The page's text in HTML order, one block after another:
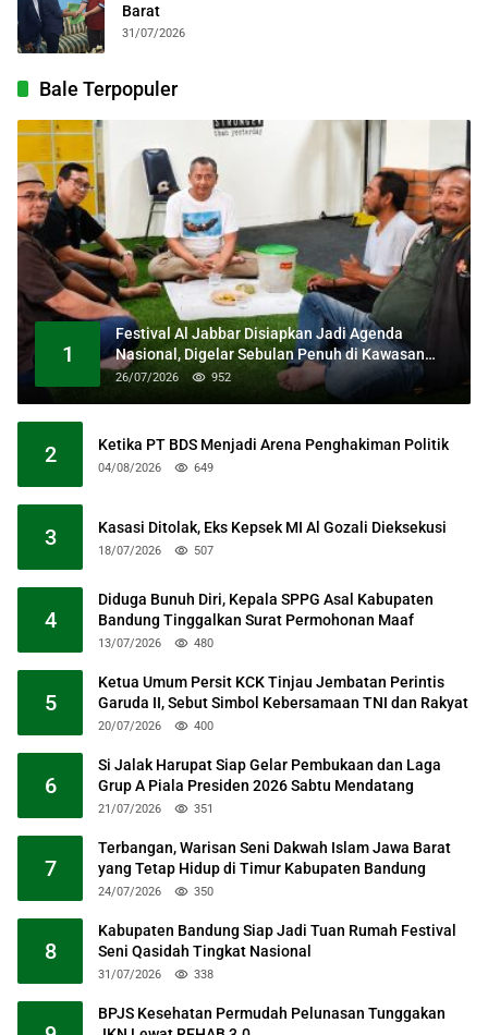
Barat
31/07/2026
Bale Terpopuler
1
Festival Al Jabbar Disiapkan Jadi Agenda
Nasional, Digelar Sebulan Penuh di Kawasan
Masjid Raya Al Jabbar
26/07/2026 952
2 Ketika PT BDS Menjadi Arena Penghakiman Politik
04/08/2026 649
3 Kasasi Ditolak, Eks Kepsek MI Al Gozali Dieksekusi
18/07/2026 507
4
Diduga Bunuh Diri, Kepala SPPG Asal Kabupaten
Bandung Tinggalkan Surat Permohonan Maaf
13/07/2026 480
5
Ketua Umum Persit KCK Tinjau Jembatan Perintis
Garuda II, Sebut Simbol Kebersamaan TNI dan Rakyat
20/07/2026 400
6
Si Jalak Harupat Siap Gelar Pembukaan dan Laga
Grup A Piala Presiden 2026 Sabtu Mendatang
21/07/2026 351
7
Terbangan, Warisan Seni Dakwah Islam Jawa Barat
yang Tetap Hidup di Timur Kabupaten Bandung
24/07/2026 350
8
Kabupaten Bandung Siap Jadi Tuan Rumah Festival
Seni Qasidah Tingkat Nasional
31/07/2026 338
BPJS Kesehatan Permudah Pelunasan Tunggakan